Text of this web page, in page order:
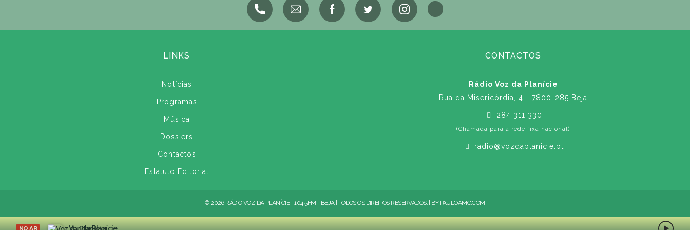
LINKS
Notícias
Programas
Música
Dossiers
Contactos
Estatuto Editorial
CONTACTOS
Rádio Voz da Planície
Rua da Misericórdia, 4 - 7800-285 Beja
284 311 330
(Chamada para a rede fixa nacional)
radio@vozdaplanicie.pt
© 2026 RÁDIO VOZ DA PLANÍCIE - 104.5FM - BEJA | TODOS OS DIREITOS RESERVADOS. | BY PAULOAMC.COM
NO AR